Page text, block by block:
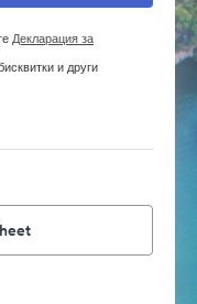
Декларация за
и други